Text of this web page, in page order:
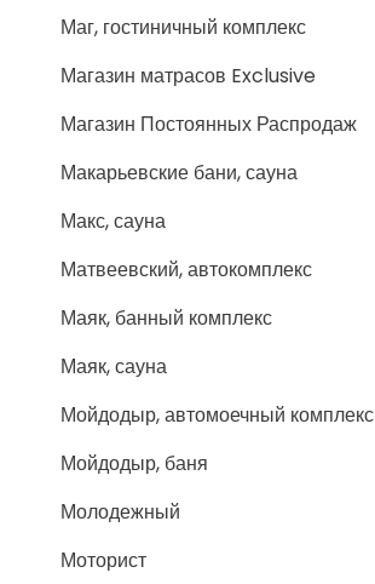
Маг, гостиничный комплекс
Магазин матрасов Exclusive
Магазин Постоянных Распродаж
Макарьевские бани, сауна
Макс, сауна
Матвеевский, автокомплекс
Маяк, банный комплекс
Маяк, сауна
Мойдодыр, автомоечный комплекс
Мойдодыр, баня
Молодежный
Моторист